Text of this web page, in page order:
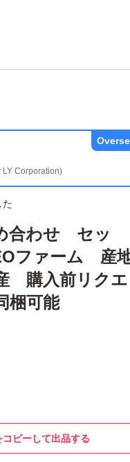
LY Corporation)
合わせ セッ
ファーム 産
購入前リクエ
可能
コピーして出品する